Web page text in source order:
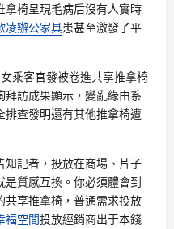
拿椅呈現毛病后沒有人實時
凌辦公家具患甚至激發了平
乘客官發被卷進共享推拿椅
訪成果顯示，變亂緣由系
查發明還有其他推拿椅遭
知記者，投放在商場、片子
質感互換。你必須體會到
共享推拿椅，普通需求投放
福空間投放經銷商出于本錢